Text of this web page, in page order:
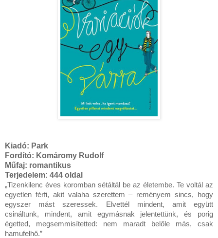
Kiadó: Park
Fordító: Komáromy Rudolf
Műfaj: romantikus
Terjedelem: 444 oldal
„Tizenkilenc ​éves koromban sétáltál be az életembe. Te voltál az
egyetlen férfi, akit valaha szerettem – reményem sincs, hogy
egyszer mást szeressek. Elvettél mindent, amit együtt
csináltunk, mindent, amit egymásnak jelentettünk, és porig
égetted, megsemmisítetted: nem maradt belőle más, csak
hamufelhő.”